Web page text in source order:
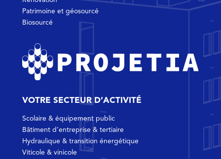
Patrimoine et géosourcé
Biosourcé
VOTRE SECTEUR D’ACTIVITÉ
Scolaire & équipement public
Bâtiment d’entreprise & tertiaire
Hydraulique & transition énergétique
Viticole & vinicole